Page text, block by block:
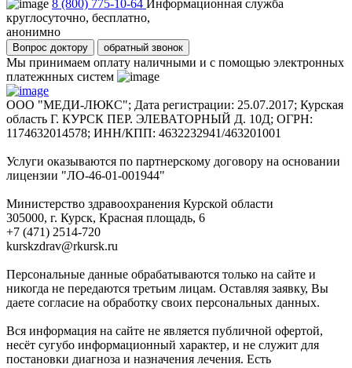
8 (800) 775-10-64 Информационная служба
круглосуточно, бесплатно,
анонимно
Вопрос доктору обратный звонок
Мы принимаем оплату наличными и с помощью электронных
платежнных систем
ООО "МЕДИ-ЛЮКС"; Дата регистрации: 25.07.2017; Курская
область Г. КУРСК ПЕР. ЭЛЕВАТОРНЫЙ Д. 10Д; ОГРН:
1174632014578; ИНН/КПП: 4632232941/463201001
Услуги оказываются по партнерскому договору на основании
лицензии "ЛО-46-01-001944"
Министерство здравоохранения Курской области
305000, г. Курск, Красная площадь, 6
+7 (471) 2514-720
kurskzdrav@rkursk.ru
Персональные данные обрабатываются только на сайте и
никогда не передаются третьим лицам. Оставляя заявку, Вы
даете согласие на обработку своих персональных данных.
Вся информация на сайте не является публичной офертой,
несёт сугубо информационный характер, и не служит для
постановки диагноза и назначения лечения. Есть